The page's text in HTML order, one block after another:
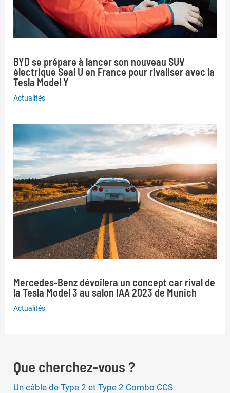
BYD se prépare à lancer son nouveau SUV
électrique Seal U en France pour rivaliser avec la
Tesla Model Y
Actualités
Mercedes-Benz dévoilera un concept car rival de
la Tesla Model 3 au salon IAA 2023 de Munich
Actualités
Que cherchez-vous ?
Un câble de Type 2 et Type 2 Combo CCS